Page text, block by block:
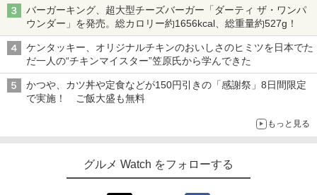
バーガーキング、超大型チーズバーガー「ダーティ ザ・ワンパ
ウンダー」を発売。総カロリー約1656kcal、総重量約527g！
ケンタッキー、オリジナルチキンのおいしさのヒミツを日本でた
だ一人の“チキンマイスター”笠原氏から学んできた
かつや、カツ丼や定食などが150円引きの「感謝祭」8日間限定
で実施！ ご飯大盛も無料
もっと見る
グルメ Watch をフォローする